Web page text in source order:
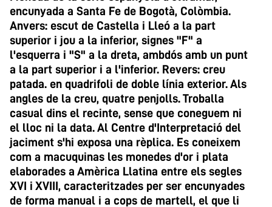
encunyada a Santa Fe de Bogotà, Colòmbia.
Anvers: escut de Castella i Lleó a la part
superior i jou a la inferior, signes "F" a
l'esquerra i "S" a la dreta, ambdós amb un punt
a la part superior i a l'inferior. Revers: creu
patada. en quadrifoli de doble línia exterior. Als
angles de la creu, quatre penjolls. Troballa
casual dins el recinte, sense que coneguem ni
el lloc ni la data. Al Centre d'Interpretació del
jaciment s'hi exposa una rèplica. Es coneixem
com a macuquinas les monedes d'or i plata
elaborades a Amèrica Llatina entre els segles
XVI i XVIII, caracteritzades per ser encunyades
de forma manual i a cops de martell, el que li